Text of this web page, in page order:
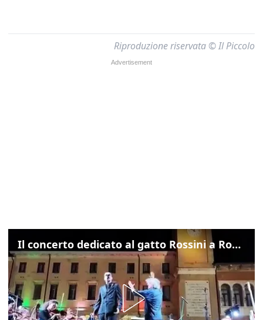
Riproduzione riservata © Il Piccolo
Il concerto dedicato al gatto Rossini a Rovigo: ecco un estratto